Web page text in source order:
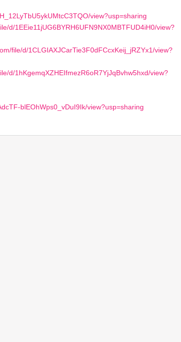
view?usp=sharing
d/1EEie11jUG6BYRH6UFN9NX0MBTFUD4iH0/view?
file/d/1CLGIAXJCarTie3F0dFCcxKeij_jRZYx1/view?
d/1hKgemqXZHEIfmezR6oR7YjJqBvhw5hxd/view?
blEOhWps0_vDuI9Ik/view?usp=sharing